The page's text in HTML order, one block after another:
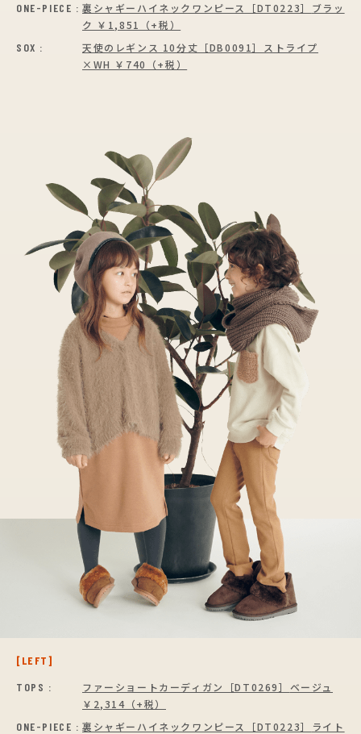
ONE-PIECE : 裏シャギーハイネックワンピース［DT0223］ ブラッ
ク ￥1,851（+税）
SOX :
天使のレギンス 10分丈［DB0091］ ストライプ
×WH ￥740（+税）
[LEFT]
TOPS :
ファーショートカーディガン［DT0269］ ベージュ
￥2,314（+税）
ONE-PIECE : 裏シャギーハイネックワンピース［DT0223］
ライト